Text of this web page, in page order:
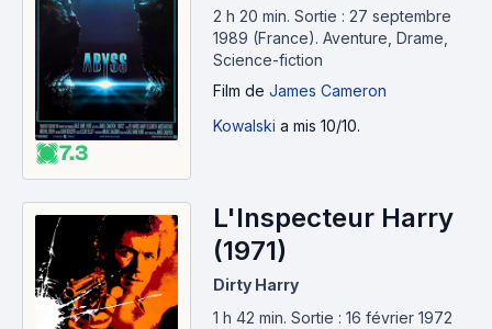
7.3
2 h 20 min. Sortie : 27 septembre
1989 (France). Aventure, Drame,
Science-fiction
Film de James Cameron
Kowalski a mis 10/10.
L'Inspecteur Harry
(1971)
Dirty Harry
1 h 42 min. Sortie : 16 février 1972